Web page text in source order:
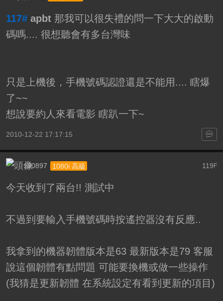
117# apbt 那我可以很失禮的問一下大大的啟動
碼嗎.... 很想聽會有多台灣味
只是上機後，手機號碼認證還是不能用.... 瞎爆
了~~
想說要約人來看電影 瞎趴一下~
2010-12-22 17:17:15
119 F
z30897 1080i 高級
今天收到了兩台!! 測試中
不過到要輸入手機號碼時按遙控器沒有反應..
我拿到的機器韌體版本是63 最新版本是79 客服
說這個韌體有點問題 可能要換機或做一些操作
(我猜是更新韌體 在系統設定有看到更新的項目)